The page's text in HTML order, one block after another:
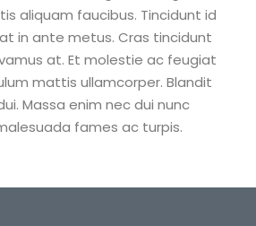
aliquam faucibus. Tincidunt id
in ante metus. Cras tincidunt
at. Et molestie ac feugiat
mattis ullamcorper. Blandit
Massa enim nec dui nunc
fames ac turpis.